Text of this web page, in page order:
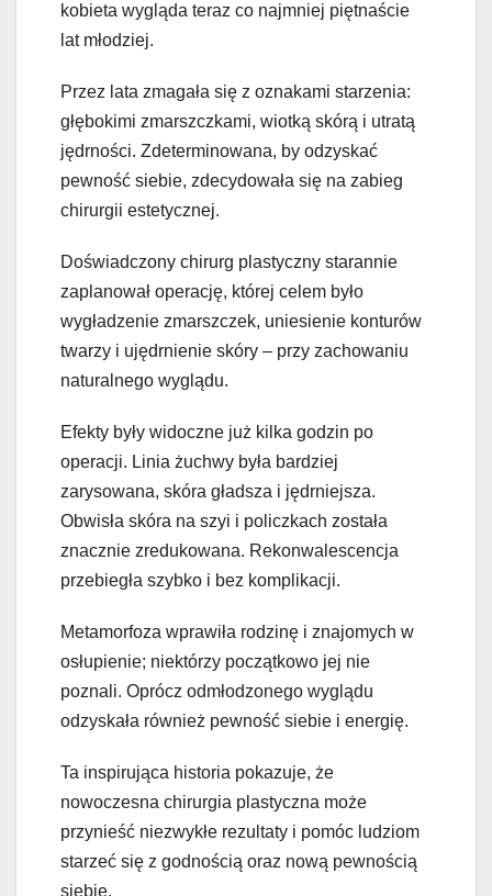
kobieta wygląda teraz co najmniej piętnaście
lat młodziej.
Przez lata zmagała się z oznakami starzenia:
głębokimi zmarszczkami, wiotką skórą i utratą
jędrności. Zdeterminowana, by odzyskać
pewność siebie, zdecydowała się na zabieg
chirurgii estetycznej.
Doświadczony chirurg plastyczny starannie
zaplanował operację, której celem było
wygładzenie zmarszczek, uniesienie konturów
twarzy i ujędrnienie skóry – przy zachowaniu
naturalnego wyglądu.
Efekty były widoczne już kilka godzin po
operacji. Linia żuchwy była bardziej
zarysowana, skóra gładsza i jędrniejsza.
Obwisła skóra na szyi i policzkach została
znacznie zredukowana. Rekonwalescencja
przebiegła szybko i bez komplikacji.
Metamorfoza wprawiła rodzinę i znajomych w
osłupienie; niektórzy początkowo jej nie
poznali. Oprócz odmłodzonego wyglądu
odzyskała również pewność siebie i energię.
Ta inspirująca historia pokazuje, że
nowoczesna chirurgia plastyczna może
przynieść niezwykłe rezultaty i pomóc ludziom
starzeć się z godnością oraz nową pewnością
siebie.